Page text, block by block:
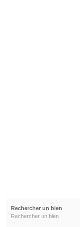
Rechercher un bien
Rechercher un bien